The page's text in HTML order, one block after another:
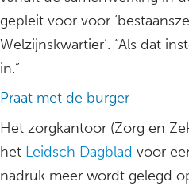
gepleit voor voor
Welzijnskwartier’. “Als dat
in.”
Praat met de burger
Het zorgkantoor (Zorg en
het Leidsch Dagblad voor
nadruk meer wordt gelegd